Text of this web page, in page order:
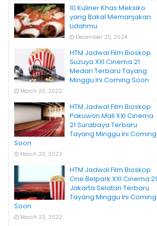
10 Kuliner Khas Meksiko
yang Bakal Memanjakan
Lidahmu
December 25, 2024
HTM Jadwal Film Bioskop
Suzuya XXI Cinema 21
Medan Terbaru Tayang
Minggu Ini Coming Soon
March 20, 2022
HTM Jadwal Film Bioskop
Pakuwon Mall XXI Cinema
21 Surabaya Terbaru
Tayang Minggu Ini Coming
Soon
March 20, 2022
HTM Jadwal Film Bioskop
One Belpark XXI Cinema 21
Jakarta Selatan Terbaru
Tayang Minggu Ini Coming
Soon
March 20, 2022